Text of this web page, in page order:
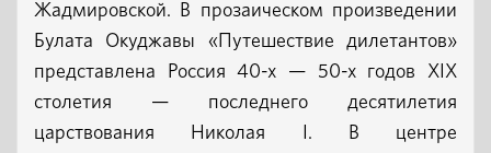
Жадмировской. В прозаическом произведении
Булата Окуджавы «Путешествие дилетантов»
представлена Россия 40-х — 50-х годов XIX
столетия — последнего десятилетия
царствования Николая I. В центре